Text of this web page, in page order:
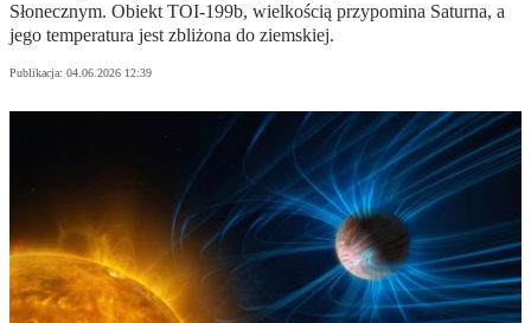
Słonecznym. Obiekt TOI-199b, wielkością przypomina Saturna, a
jego temperatura jest zbliżona do ziemskiej.
Publikacja: 04.06.2026 12:39